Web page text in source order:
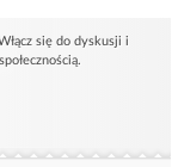
się do dyskusji i